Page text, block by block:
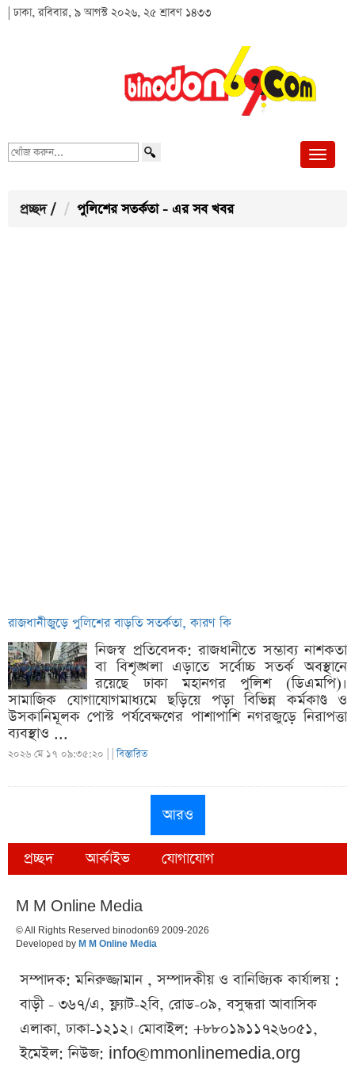
| ঢাকা, রবিবার, ৯ আগস্ট ২০২৬, ২৫ শ্রাবণ ১৪৩৩
খোঁজ
প্রচ্ছদ / পুলিশের সতর্কতা - এর সব খবর
রাজধানীজুড়ে পুলিশের বাড়তি সতর্কতা, কারণ কি
নিজস্ব প্রতিবেদক: রাজধানীতে সম্ভাব্য নাশকতা
বা বিশৃঙ্খলা এড়াতে সর্বোচ্চ সতর্ক অবস্থানে
রয়েছে ঢাকা মহানগর পুলিশ (ডিএমপি)।
সামাজিক যোগাযোগমাধ্যমে ছড়িয়ে পড়া বিভিন্ন কর্মকাণ্ড ও
উসকানিমূলক পোস্ট পর্যবেক্ষণের পাশাপাশি নগরজুড়ে নিরাপত্তা
ব্যবস্থাও ...
২০২৬ মে ১৭ ০৯:৩৫:২০ | |বিস্তারিত
আরও
প্রচ্ছদ আর্কাইভ যোগাযোগ
M M Online Media
© All Rights Reserved binodon69 2009-2026
Developed by M M Online Media
সম্পাদক: মনিরুজ্জামান , সম্পাদকীয় ও বানিজ্যিক কার্যালয় :
বাড়ী - ৩৬৭/এ, ফ্ল্যাট-২বি, রোড-০৯, বসুন্ধরা আবাসিক
এলাকা, ঢাকা-১২১২। মোবাইল: +৮৮০১৯১১৭২৬০৫১,
ইমেইল: নিউজ: info@mmonlinemedia.org